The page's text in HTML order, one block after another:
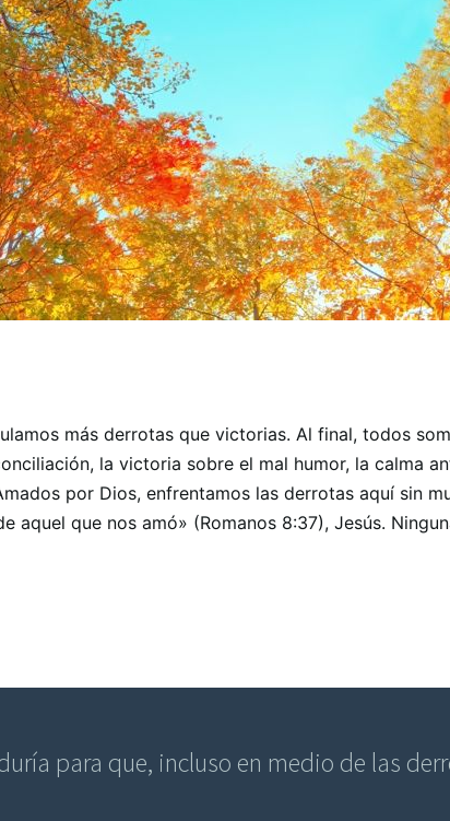
más derrotas que victorias. Al final, todos
la victoria sobre el mal humor, la calma
por Dios, enfrentamos las derrotas aquí sin
aquel que nos amó» (Romanos 8:37), Jesús.
para que, incluso en medio de las